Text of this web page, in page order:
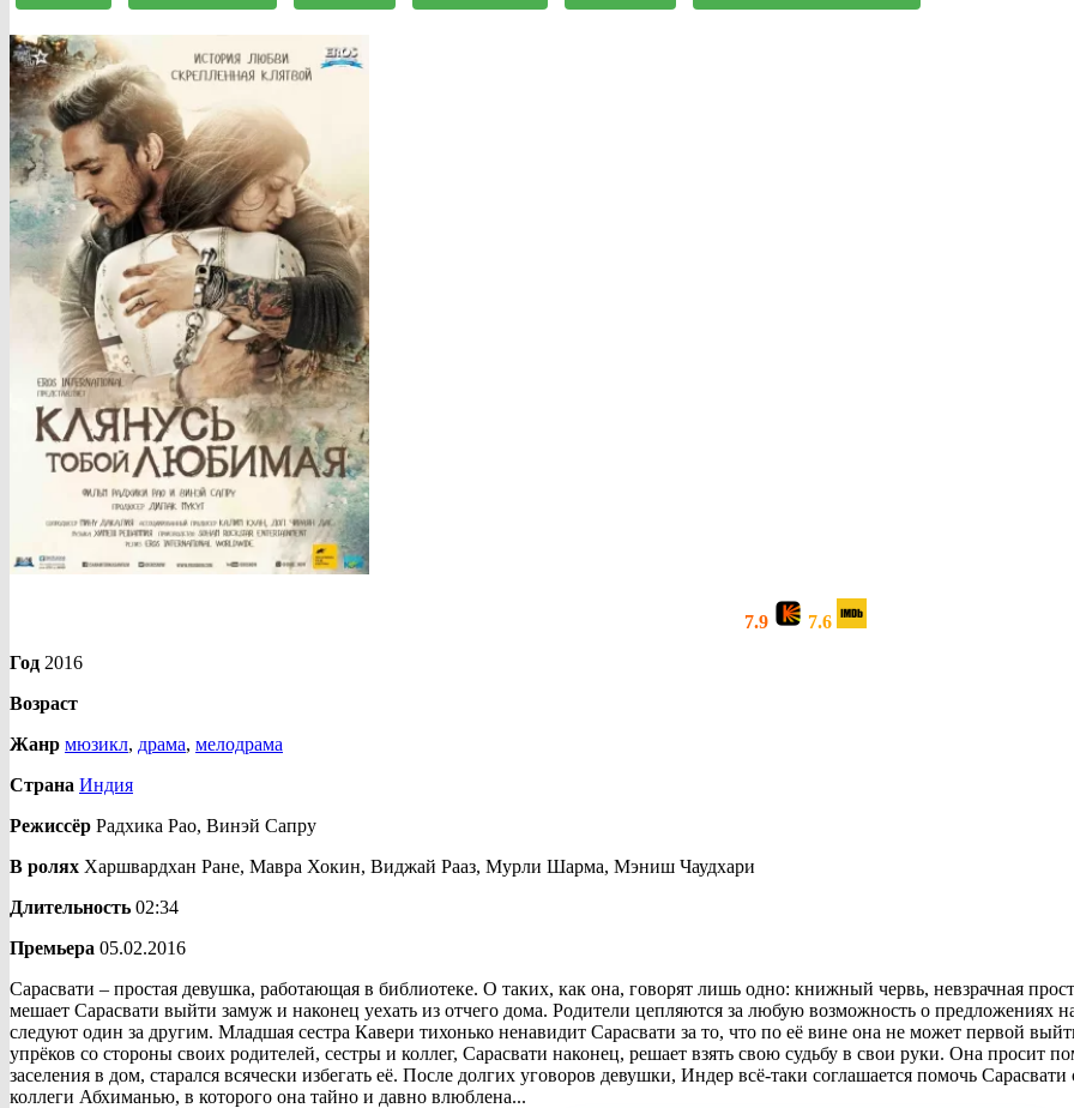
7.9
7.6
Год 2016
Возраст
Жанр мюзикл, драма, мелодрама
Страна Индия
Режиссёр Радхика Рао, Винэй Сапру
В ролях Харшвардхан Ране, Мавра Хокин, Виджай Рааз, Мурли Шарма, Мэниш Чаудхари
Длительность 02:34
Премьера 05.02.2016
Сарасвати – простая девушка, работающая в библиотеке. О таких, как она, говорят лишь одно: книжный червь, невзрачная
мешает Сарасвати выйти замуж и наконец уехать из отчего дома. Родители цепляются за любую возможность о предложениях
следуют один за другим. Младшая сестра Кавери тихонько ненавидит Сарасвати за то, что по её вине она не может первой
упрёков со стороны своих родителей, сестры и коллег, Сарасвати наконец, решает взять свою судьбу в свои руки. Она просит
заселения в дом, старался всячески избегать её. После долгих уговоров девушки, Индер всё-таки соглашается помочь
коллеги Абхиманью, в которого она тайно и давно влюблена...